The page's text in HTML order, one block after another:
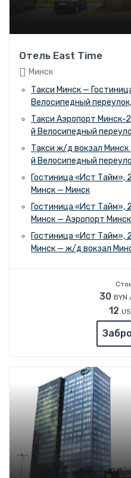
Отель East Time
Минск
Такси Минск —
Велосипедный
Такси Аэропорт Минск-
й Велосипедный
Такси ж/д вокзал
й Велосипедный
Гостиница «Ист Тайм»,
Минск — Минск
Гостиница «Ист Тайм»,
Минск — Аэропорт
Гостиница «Ист Тайм»,
Минск — ж/д вокзал
30 BYN
12